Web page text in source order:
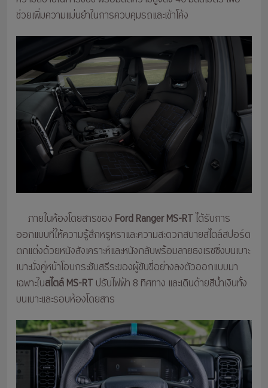
ช่วยเพิ่มความแม่นยำในการควบคุมรถและเข้าโค้ง
ภายในห้องโดยสารของ Ford Ranger MS-RT ได้รับการ
ออกแบบที่ให้ความรู้สึกหรูหราและความสะดวกสบายสไตล์สปอร์ต
ตกแต่งด้วยหนังสังเคราะห์และหนังกลับพร้อมลายธงเรซซิ่งบนเบาะ
เบาะนั่งคู่หน้าโอบกระชับสรีระของผู้ขับขี่อย่างลงตัวออกแบบมา
เฉพาะในสไตล์ MS-RTปรับไฟฟ้า 8 ทิศทาง และเดินด้ายสีน้ำเงินทั้ง
บนเบาะและรอบห้องโดยสาร